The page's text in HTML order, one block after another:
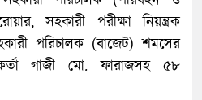
সহকারী পরীক্ষা নিয়ন্ত্রক
পরিচালক (বাজেট) শমসের
গাজী মো. ফারাজসহ ৫৮